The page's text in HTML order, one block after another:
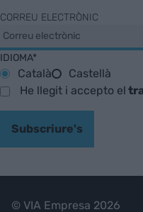
CORREU ELECTRÒNIC
IDIOMA*
Català
Castellà
He llegit i accepto el
Subscriure's
© VIA Empresa 2026